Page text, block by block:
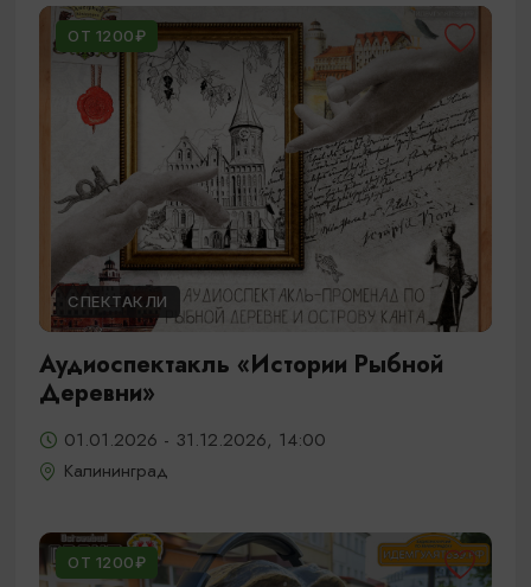
ОТ 1200₽
СПЕКТАКЛИ
Аудиоспектакль «Истории Рыбной
Деревни»
01.01.2026 - 31.12.2026, 14:00
Калининград
ОТ 1200₽